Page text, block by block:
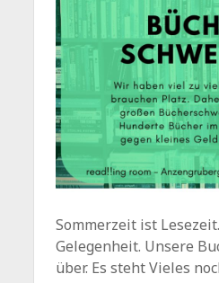
Sommerzeit ist
Gelegenheit. Unsere
über. Es steht Vieles